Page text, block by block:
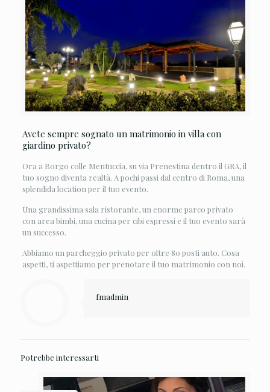
Avete sempre sognato un matrimonio in villa con
giardino privato?
Ora a Borgo colle Mentuccia, su via Prenestina dentro il GRA, il
tuo sogno diventa realtà. A pochi passi dal centro di Roma, una
splendida location per il tuo evento.
Una grandissima sala ristorante, un enorme parco privato
con area bimbi, una cucina per cibi espressi e il tuo evento sarà
un successo.
Abbiamo un parcheggio privato per oltre 80 posti auto. Cosa
aspetti, ti aspettiamo per prenotare il tuo matrimonio con noi.
fmadmin
Potrebbe interessarti